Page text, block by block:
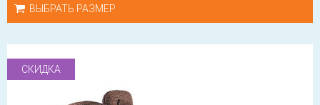
ВЫБРАТЬ РАЗМЕР
СКИДКА